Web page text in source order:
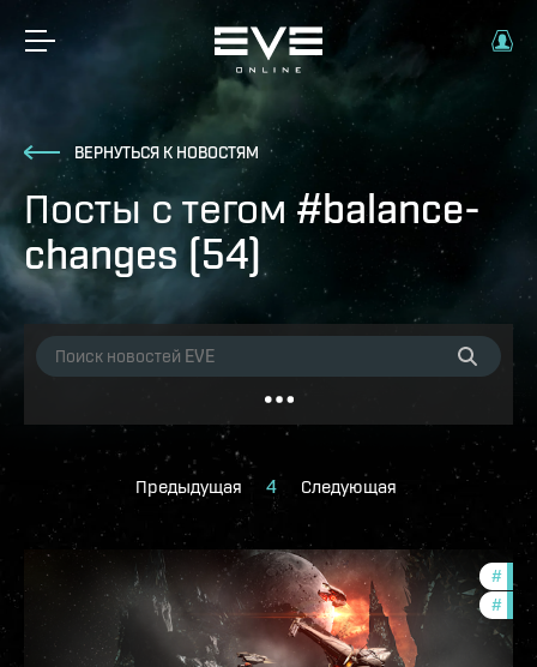
ВЕРНУТЬСЯ К НОВОСТЯМ
Посты с тегом #balance-
changes (54)
Предыдущая 4 Следующая
#
#